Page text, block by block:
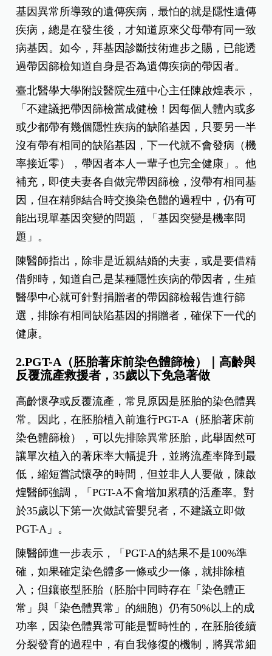
基因異常所導致的遺傳疾病，最怕的就是隱性遺傳
疾病，總是在發生後，才知道原來父母帶有同一致
病基因。如今，拜基因診斷技術進步之賜，已能透
過帶因篩檢知道自身是否為遺傳疾病的帶因者。
臺北醫學大學附設醫院生殖中心主任陳啟煌表示，
「不建議把帶因篩檢當成健檢！因每個人體內或多
或少都帶有幾個隱性疾病的缺陷基因，只要另一半
沒有帶有相同的缺陷基因，下一代就不會發病（機
率接近零），帶因者本人一輩子也完全健康」。他
補充，即使夫妻各自做完帶因篩檢，沒帶有相同基
因，但在精卵結合時交換染色體的過程中，仍有可
能出現單基因突變的問題，「基因突變是機率問
題」。
陳醫師指出，除非是近親結婚的夫妻，或是要借精
借卵時，知道自己是某種隱性疾病的帶因者，生殖
醫學中心就可針對捐贈者的帶因篩檢報告進行篩
選，排除有相同缺陷基因的捐贈者，確保下一代的
健康。
2.PGT-A（胚胎著床前染色體篩檢）｜高齡與
反覆流產救援者，35歲以下免急著做
高齡懷孕或反覆流產，常見原因是胚胎的染色體異
常。因此，在胚胎植入前進行PGT-A（胚胎著床前
染色體篩檢），可以先排除異常胚胎，此舉固然可
讓單次植入的著床率大幅提升，並將流產率降到最
低，縮短嘗試懷孕的時間，但並非人人要做，陳啟
煌醫師強調，「PGT-A不會增加累積的活產率。對
於35歲以下第一次做試管嬰兒者，不建議立即做
PGT-A」。
陳醫師進一步表示，「PGT-A的結果不是100%準
確，如果確定染色體多一條或少一條，就排除植
入；但鑲嵌型胚胎（胚胎中同時存在「染色體正
常」與「染色體異常」的細胞）仍有50%以上的成
功率，因染色體異常可能是暫時性的，在胚胎後續
分裂發育的過程中，有自我修復的機制，將異常細